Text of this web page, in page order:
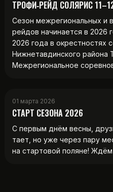
ТРОФИ‑РЕЙД СОЛЯРИС
Сезон межрегиональных и
рейдов начинается в 2026
2026 года в окрестностях
Нижнетавдинского района
Межрегиональное
01 марта 2026
СТАРТ СЕЗОНА 2026
С первым днём весны,
тает, но уже через пару
на стартовой поляне!